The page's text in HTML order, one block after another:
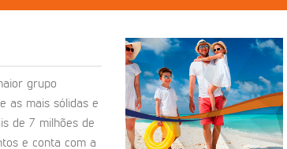
grupo
as mais sólidas e
de 7 milhões de
e conta com a